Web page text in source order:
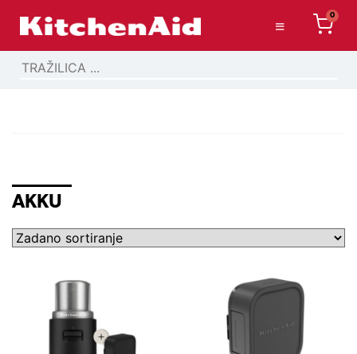
0
AKKU